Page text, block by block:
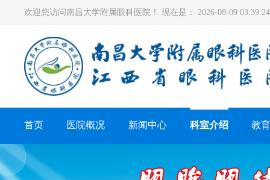
欢迎您访问南昌大学附属眼科医院！ 现在是： 2026-08-09
首页 医院概况 新闻中心 科室介绍 教